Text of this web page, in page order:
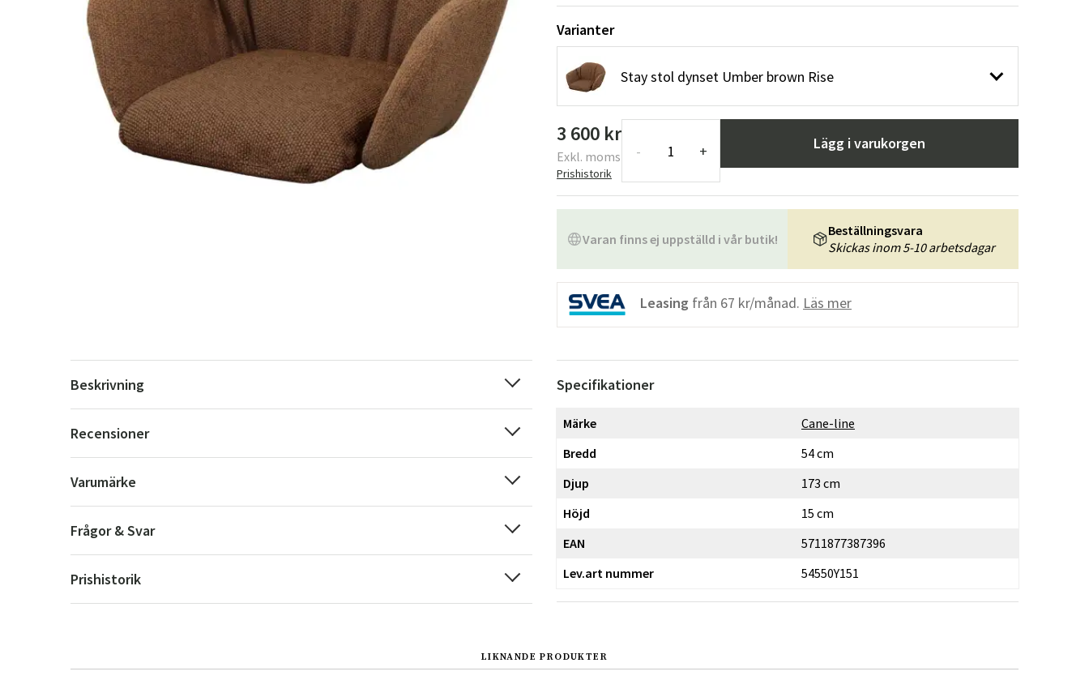
Varianter
Stay stol dynset Umber brown Rise
3 600 kr
Exkl. moms
Prishistorik
- + Lägg i varukorgen
Varan finns ej uppställd i vår butik!
Beställningsvara
Skickas inom 5-10 arbetsdagar
Leasing från 67 kr/månad. Läs mer
Beskrivning
Recensioner
Varumärke
Frågor & Svar
Prishistorik
Specifikationer
Märke
Cane-line
Bredd
54 cm
Djup
173 cm
Höjd
15 cm
EAN
5711877387396
Lev.art nummer
54550Y151
LIKNANDE PRODUKTER